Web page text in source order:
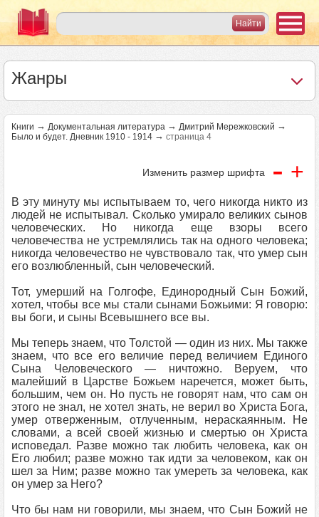
Жанры
Книги → Документальная литература → Дмитрий Мережковский →
Было и будет. Дневник 1910 - 1914 → страница 4
Изменить размер шрифта - +
В эту минуту мы испытываем то, чего никогда никто из
людей не испытывал. Сколько умирало великих сынов
человеческих. Но никогда еще взоры всего
человечества не устремлялись так на одного человека;
никогда человечество не чувствовало так, что умер сын
его возлюбленный, сын человеческий.
Тот, умерший на Голгофе, Единородный Сын Божий,
хотел, чтобы все мы стали сынами Божьими: Я говорю:
вы боги, и сыны Всевышнего все вы.
Мы теперь знаем, что Толстой — один из них. Мы также
знаем, что все его величие перед величием Единого
Сына Человеческого — ничтожно. Веруем, что
малейший в Царстве Божьем наречется, может быть,
большим, чем он. Но пусть не говорят нам, что сам он
этого не знал, не хотел знать, не верил во Христа Бога,
умер отверженным, отлученным, нераскаянным. Не
словами, а всей своей жизнью и смертью он Христа
исповедал. Разве можно так любить человека, как он
Его любил; разве можно так идти за человеком, как он
шел за Ним; разве можно так умереть за человека, как
он умер за Него?
Что бы нам ни говорили, мы знаем, что Сын Божий не